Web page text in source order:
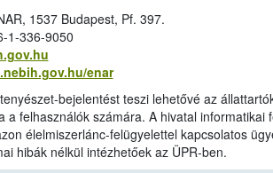
1537 Budapest, Pf. 397.
1-336-9050
enar
bejelentést teszi lehetővé az
a felhasználók számára. A hivatal informatikai
élelmiszerlánc-felügyelettel kapcsolatos
hibák nélkül intézhetőek az ÜPR-ben.